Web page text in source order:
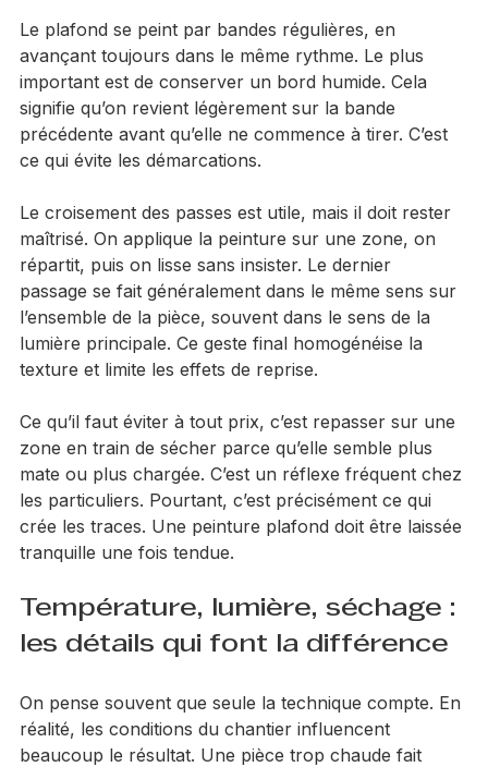
Le plafond se peint par bandes régulières, en
avançant toujours dans le même rythme. Le plus
important est de conserver un bord humide. Cela
signifie qu’on revient légèrement sur la bande
précédente avant qu’elle ne commence à tirer. C’est
Le croisement des passes est utile, mais il doit rester
maîtrisé. On applique la peinture sur une zone, on
répartit, puis on lisse sans insister. Le dernier
passage se fait généralement dans le même sens sur
l’ensemble de la pièce, souvent dans le sens de la
lumière principale. Ce geste final homogénéise la
Ce qu’il faut éviter à tout prix, c’est repasser sur une
zone en train de sécher parce qu’elle semble plus
mate ou plus chargée. C’est un réflexe fréquent chez
les particuliers. Pourtant, c’est précisément ce qui
crée les traces. Une peinture plafond doit être laissée
Température, lumière, séchage :
On pense souvent que seule la technique compte. En
réalité, les conditions du chantier influencent